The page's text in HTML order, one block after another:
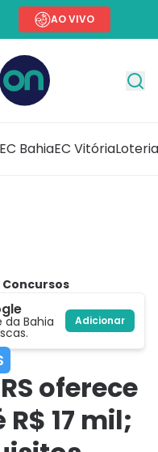
AO VIVO
EC BahiaEC Vitória
Concursos
da Bahia Adicionar
oferece
17 mil;